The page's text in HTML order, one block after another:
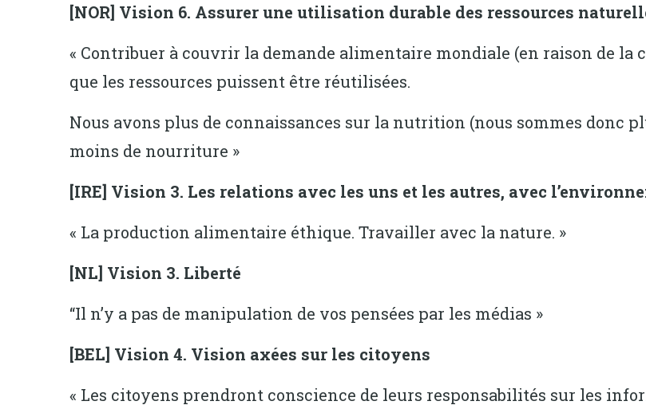
[NOR] Vision 6. Assurer une utilisation durable des ressources
« Contribuer à couvrir la demande alimentaire mondiale (en raison de la
que les ressources puissent être réutilisées.
Nous avons plus de connaissances sur la nutrition (nous sommes donc
moins de nourriture »
[IRE] Vision 3. Les relations avec les uns et les autres, avec
« La production alimentaire éthique. Travailler avec la nature. »
[NL] Vision 3. Liberté
“Il n’y a pas de manipulation de vos pensées par les médias »
[BEL] Vision 4. Vision axées sur les citoyens
« Les citoyens prendront conscience de leurs responsabilités sur les